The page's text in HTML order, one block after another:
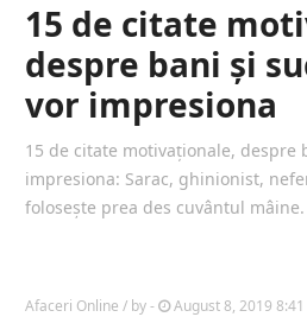
15 de citate
despre bani și
vor impresiona
15 de citate motivaționale, despre
impresiona: Sarac, ghinionist,
folosește prea des cuvântul
Afaceri Online / by- August 8, 2019